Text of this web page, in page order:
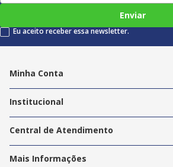
Enviar
Eu aceito receber essa newsletter.
Minha Conta
Editar endereços
Institucional
Nossas Lojas
Trabalhe Conosco
Central de Atendimento
Política de Privacidade
Termos e Condições
Mais Informações